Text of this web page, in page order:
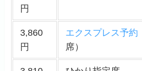
円
3,860
円
エクスプレス予約
席）